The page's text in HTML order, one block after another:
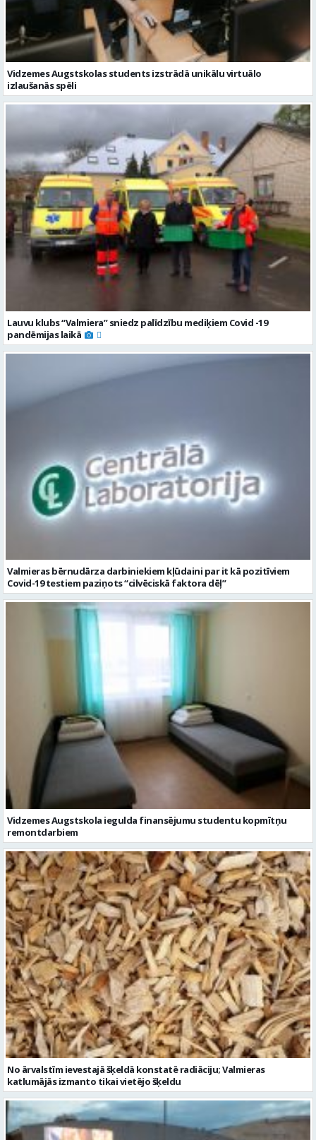
Vidzemes Augstskolas students izstrādā unikālu virtuālo
izlaušanās spēli
Lauvu klubs “Valmiera” sniedz palīdzību mediķiem Covid -19
pandēmijas laikā
Valmieras bērnudārza darbiniekiem kļūdaini par it kā pozitīviem
Covid-19 testiem paziņots “cilvēciskā faktora dēļ”
Vidzemes Augstskola iegulda finansējumu studentu kopmītņu
remontdarbiem
No ārvalstīm ievestajā šķeldā konstatē radiāciju; Valmieras
katlumājās izmanto tikai vietējo šķeldu